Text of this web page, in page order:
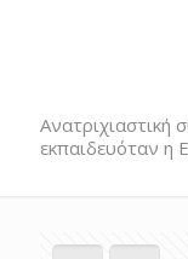
Ανατριχιαστική
εκπαιδευόταν η